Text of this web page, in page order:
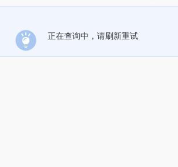
正在查询中，请刷新重试